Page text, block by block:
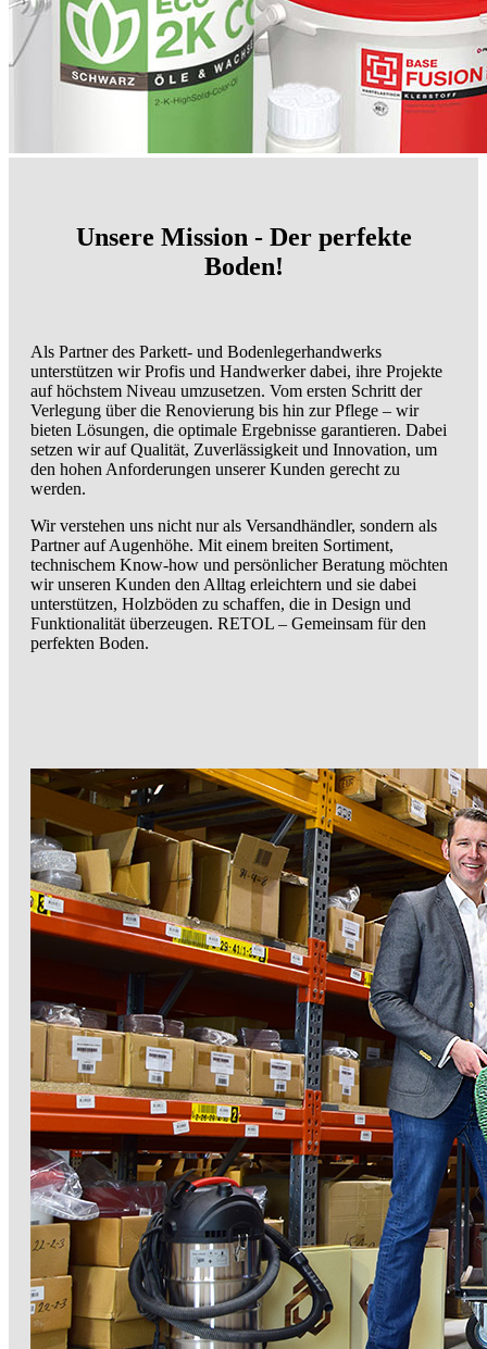
Unsere Mission - Der perfekte
Boden!
Als Partner des Parkett- und Bodenlegerhandwerks
unterstützen wir Profis und Handwerker dabei, ihre Projekte
auf höchstem Niveau umzusetzen. Vom ersten Schritt der
Verlegung über die Renovierung bis hin zur Pflege – wir
bieten Lösungen, die optimale Ergebnisse garantieren. Dabei
setzen wir auf Qualität, Zuverlässigkeit und Innovation, um
den hohen Anforderungen unserer Kunden gerecht zu
werden.
Wir verstehen uns nicht nur als Versandhändler, sondern als
Partner auf Augenhöhe. Mit einem breiten Sortiment,
technischem Know-how und persönlicher Beratung möchten
wir unseren Kunden den Alltag erleichtern und sie dabei
unterstützen, Holzböden zu schaffen, die in Design und
Funktionalität überzeugen. RETOL – Gemeinsam für den
perfekten Boden.